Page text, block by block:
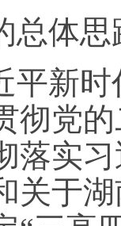
总体
平新
彻党
落实
关于